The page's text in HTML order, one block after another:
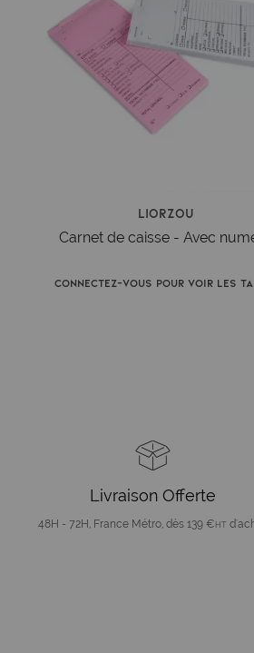
Liorzou
Carnet de caisse - Avec
Connectez-vous pour voir les
Livraison Offerte
48H - 72H, France Métro, dès 139 € HT